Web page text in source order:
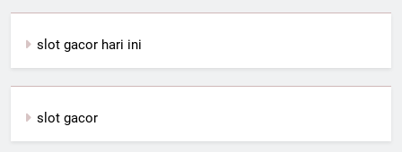
slot gacor hari ini
slot gacor